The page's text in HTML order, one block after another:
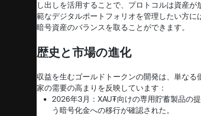
し出しを活用することで、プロトコルは資産
範なデジタルポートフォリオを管理したい方に
暗号資産のバランスを取ることができます。
歴史と市場の進化
収益を生むゴールドトークンの開発は、単な
家の需要の高まりを反映しています：
2026年3月：XAU₮向けの専用貯蓄製品の
う暗号化金への移行が確認された。